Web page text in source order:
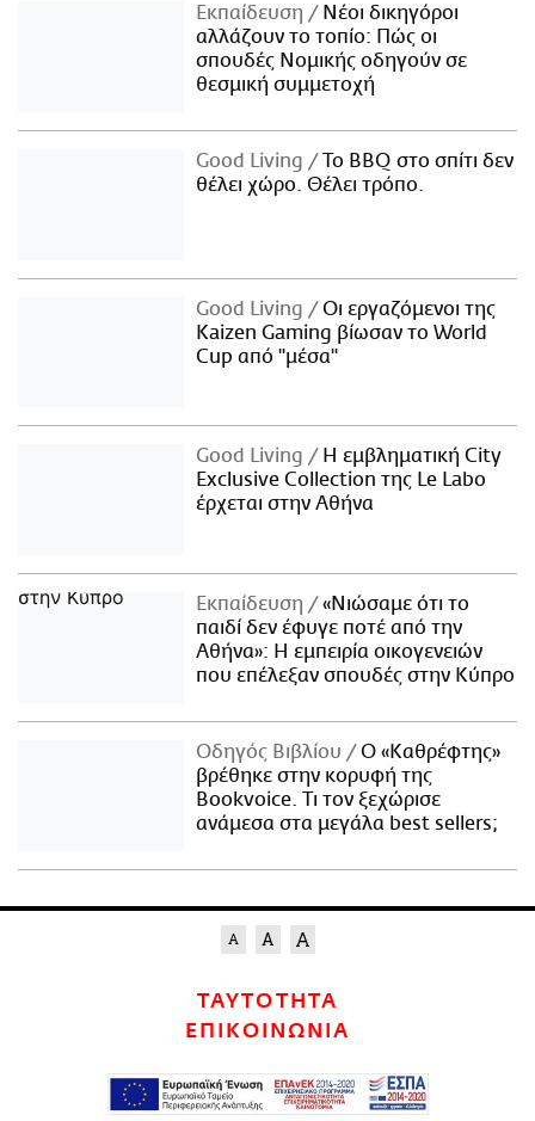
Εκπαίδευση
Νέοι δικηγόροι
αλλάζουν το τοπίο: Πώς οι
σπουδές Νομικής οδηγούν σε
θεσμική συμμετοχή
Good Living
Το BBQ στο σπίτι δεν
θέλει χώρο. Θέλει τρόπο.
Good Living
Οι εργαζόμενοι της
Kaizen Gaming βίωσαν το World
Cup από "μέσα"
Good Living
Η εμβληματική City
Exclusive Collection της Le Labo
έρχεται στην Αθήνα
Εκπαίδευση
«Νιώσαμε ότι το
παιδί δεν έφυγε ποτέ από την
Αθήνα»: Η εμπειρία οικογενειών
που επέλεξαν σπουδές στην Κύπρο
Οδηγός Βιβλίου
Ο «Καθρέφτης»
βρέθηκε στην κορυφή της
Bookvoice. Τι τον ξεχώρισε
ανάμεσα στα μεγάλα best sellers;
ΤΑΥΤΟΤΗΤΑ
ΕΠΙΚΟΙΝΩΝΙΑ